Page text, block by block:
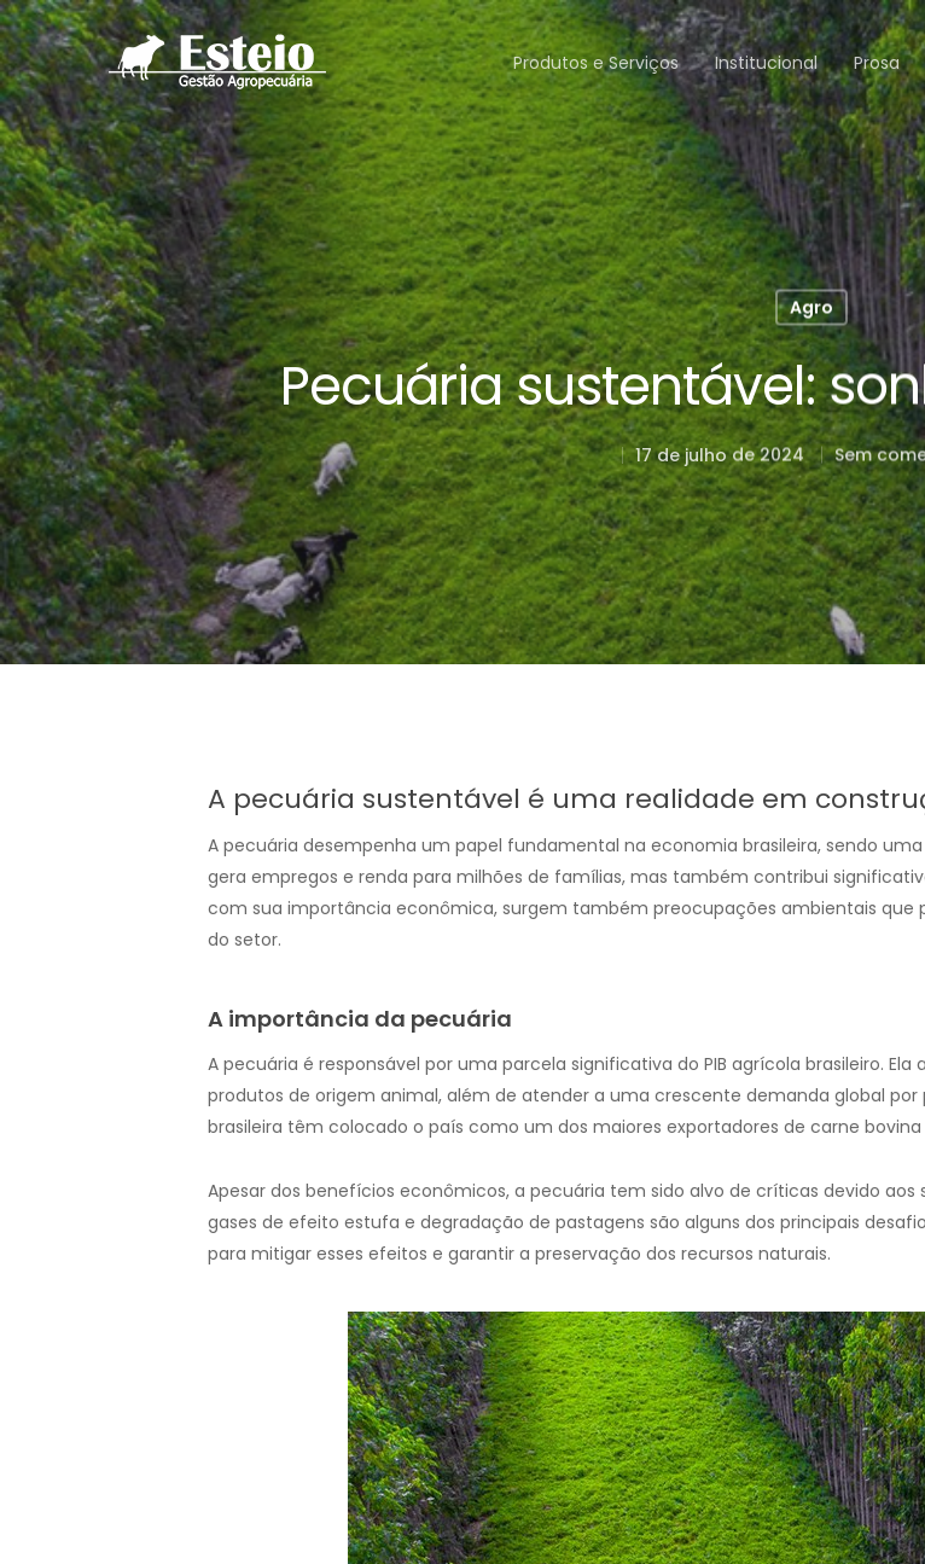
Produtos e Serviços Institucional Prosa
Agro
Pecuária sustentável:
17 de julho de 2024 Sem
A pecuária sustentável é uma realidade em
A pecuária desempenha um papel fundamental na economia brasileira, sendo
gera empregos e renda para milhões de famílias, mas também contribui
com sua importância econômica, surgem também preocupações ambientais que
do setor.
A importância da pecuária
A pecuária é responsável por uma parcela significativa do PIB agrícola brasileiro.
produtos de origem animal, além de atender a uma crescente demanda global
brasileira têm colocado o país como um dos maiores exportadores de carne
Apesar dos benefícios econômicos, a pecuária tem sido alvo de críticas devido
gases de efeito estufa e degradação de pastagens são alguns dos principais
para mitigar esses efeitos e garantir a preservação dos recursos naturais.